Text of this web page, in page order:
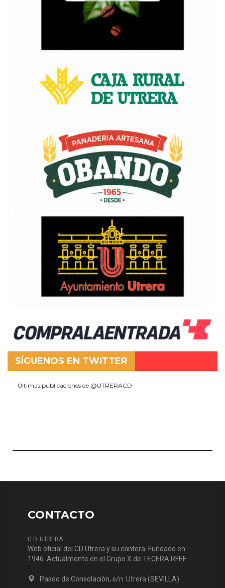
SÍGUENOS EN TWITTER
Últimas publicaciones de @UTRERACD
CONTACTO
C.D. UTRERA
Web oficial del CD Utrera y su cantera. Fundado en
1946. Actualmente en el Grupo X de TECERA RFEF.
Paseo de Consolación, s/n. Utrera (SEVILLA)